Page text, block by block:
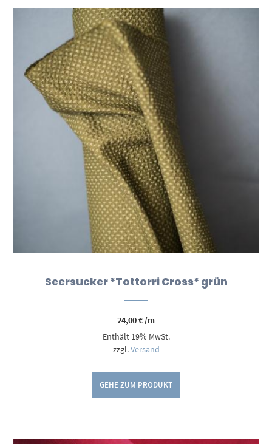
Seersucker *Tottorri Cross* grün
24,00€/m
Enthält 19% MwSt.
zzgl.Versand
GEHE ZUM PRODUKT